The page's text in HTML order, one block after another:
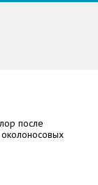
после
околоносовых